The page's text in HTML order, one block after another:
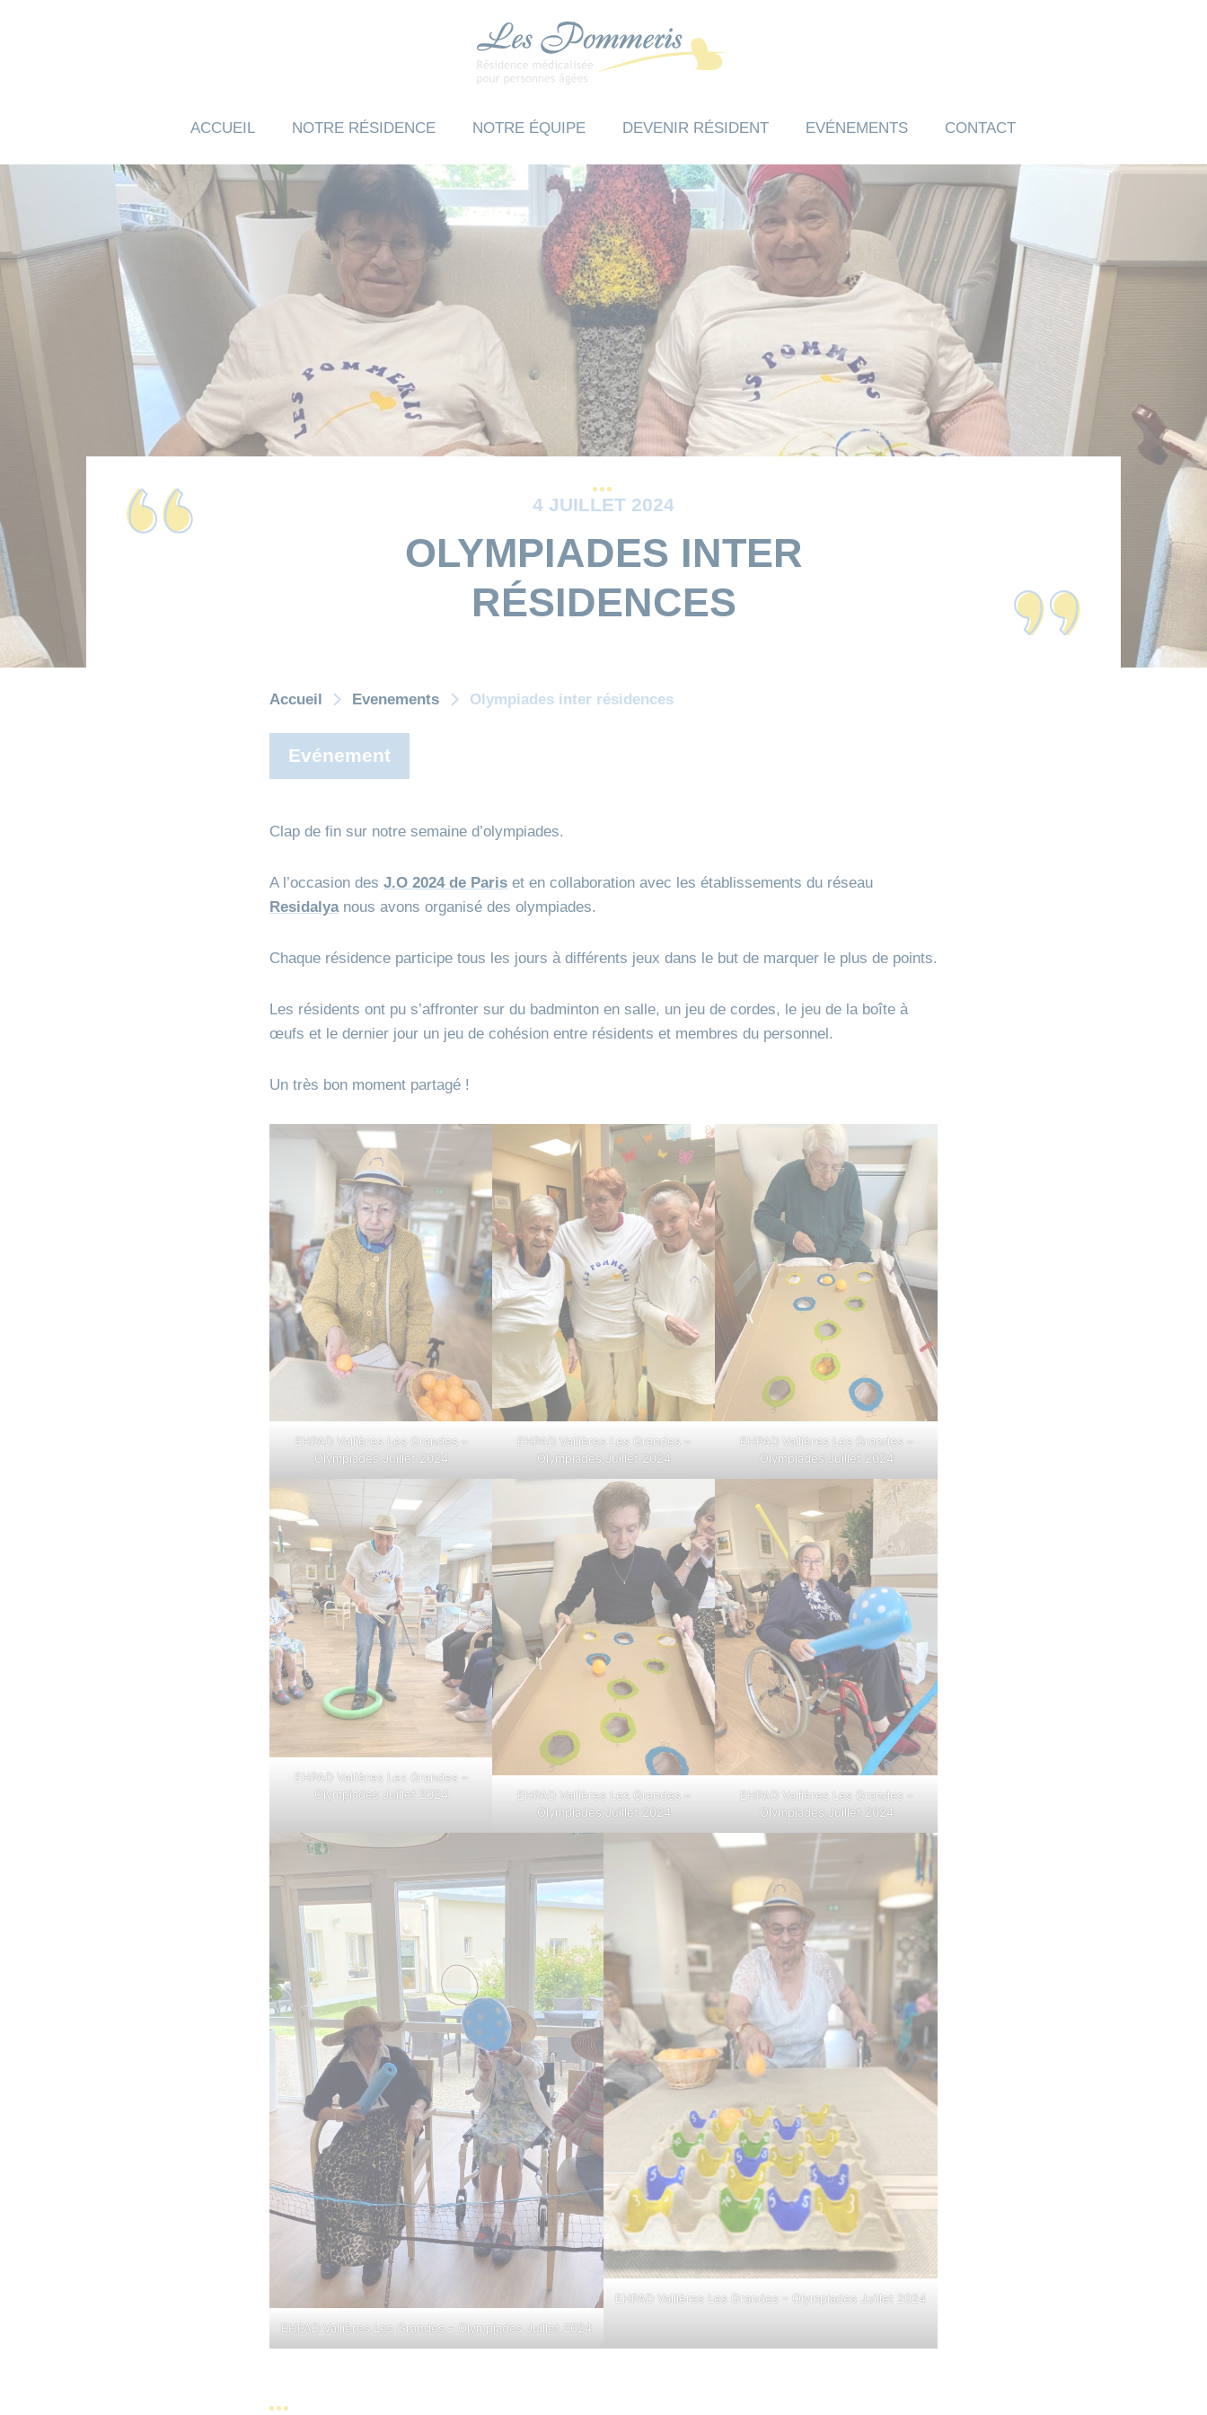
ACCUEIL NOTRE RÉSIDENCE NOTRE ÉQUIPE DEVENIR RÉSIDENT EVÉNEMENTS CONTACT
4 JUILLET 2024
OLYMPIADES INTER
RÉSIDENCES
Accueil Evenements Olympiades inter résidences
Evénement
Clap de fin sur notre semaine d’olympiades.
A l’occasion des J.O 2024 de Paris et en collaboration avec les établissements du réseau
Residalyanous avons organisé des olympiades.
Chaque résidence participe tous les jours à différents jeux dans le but de marquer le plus de points.
Les résidents ont pu s’affronter sur du badminton en salle, un jeu de cordes, le jeu de la boîte à
œufs et le dernier jour un jeu de cohésion entre résidents et membres du personnel.
Un très bon moment partagé !
EHPAD Vallières Les Grandes –
Olympiades Juillet 2024
EHPAD Vallières Les Grandes –
Olympiades Juillet 2024
EHPAD Vallières Les Grandes –
Olympiades Juillet 2024
EHPAD Vallières Les Grandes –
Olympiades Juillet 2024
EHPAD Vallières Les Grandes –
Olympiades Juillet 2024
EHPAD Vallières Les Grandes –
Olympiades Juillet 2024
EHPAD Vallières Les Grandes – Olympiades Juillet 2024
EHPAD Vallières Les Grandes – Olympiades Juillet 2024